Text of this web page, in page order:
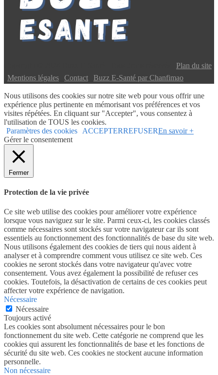
Plan du site
Mentions légales Contact Buzz E-Santé par Chanfimao
Nous utilisons des cookies sur notre site web pour vous offrir une
expérience plus pertinente en mémorisant vos préférences et vos
visites répétées. En cliquant sur "Accepter", vous consentez à
l'utilisation de TOUS les cookies.
Paramètres des cookies
ACCEPTERREFUSEREn savoir +
Gérer le consentement
Fermer
Protection de la vie privée
Ce site web utilise des cookies pour améliorer votre expérience
lorsque vous naviguez sur le site. Parmi ceux-ci, les cookies classés
comme nécessaires sont stockés sur votre navigateur car ils sont
essentiels au fonctionnement des fonctionnalités de base du site web.
Nous utilisons également des cookies de tiers qui nous aident à
analyser et à comprendre comment vous utilisez ce site web. Ces
cookies ne seront stockés dans votre navigateur qu'avec votre
consentement. Vous avez également la possibilité de refuser ces
cookies. Toutefois, la désactivation de certains de ces cookies peut
affecter votre expérience de navigation.
Nécessaire
Nécessaire
Toujours activé
Les cookies sont absolument nécessaires pour le bon
fonctionnement du site web. Cette catégorie ne comprend que les
cookies qui assurent les fonctionnalités de base et les fonctions de
sécurité du site web. Ces cookies ne stockent aucune information
personnelle.
Non nécessaire